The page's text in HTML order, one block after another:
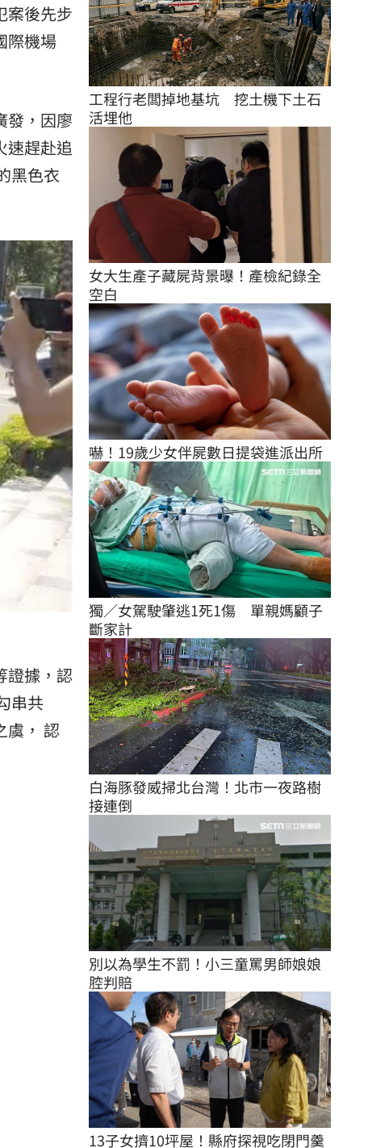
案後先步
際機場
發，因廖
速趕赴追
黑色衣
證據，認
串共
虞， 認
工程行老闆掉地基坑　挖土機下土石
活埋他
女大生產子藏屍背景曝！產檢紀錄全
空白
嚇！19歲少女伴屍數日提袋進派出所
獨／女駕駛肇逃1死1傷　單親媽顧子
斷家計
白海豚發威掃北台灣！北市一夜路樹
接連倒
別以為學生不罰！小三童罵男師娘娘
腔判賠
13子女擠10坪屋！縣府探視吃閉門羹